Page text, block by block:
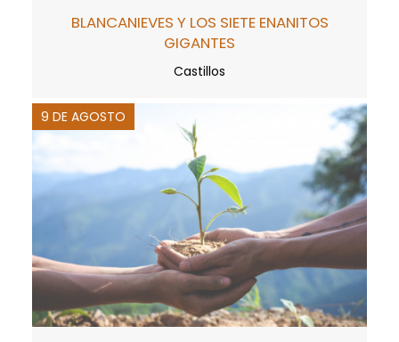
BLANCANIEVES Y LOS SIETE ENANITOS
GIGANTES
Castillos
9 DE AGOSTO